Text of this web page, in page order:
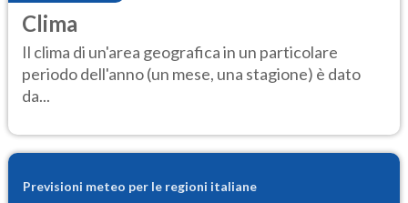
Clima
Il clima di un'area geografica in un particolare
periodo dell'anno (un mese, una stagione) è dato
da...
Previsioni meteo per le regioni italiane